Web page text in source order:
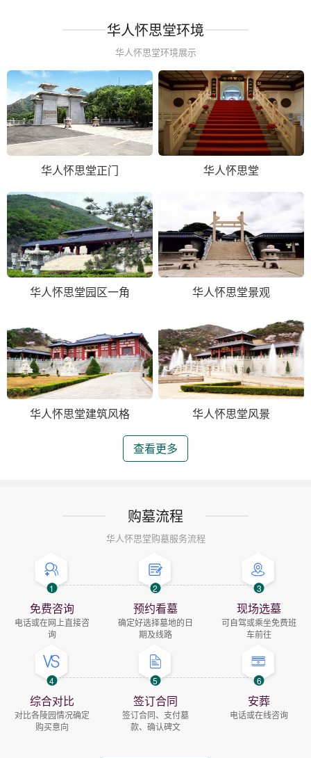
华人怀思堂环境
华人怀思堂环境展示
华人怀思堂正门 华人怀思堂
华人怀思堂园区一角 华人怀思堂景观
华人怀思堂建筑风格 华人怀思堂风景
查看更多
购墓流程
华人怀思堂购墓服务流程
1
免费咨询
电话或在网上直接咨
询
2
预约看墓
确定好选择墓地的日
期及线路
3
现场选墓
可自驾或乘坐免费班
车前往
4
综合对比
对比各陵园情况确定
购买意向
5
签订合同
签订合同、支付墓
款、确认碑文
6
安葬
电话或在线咨询